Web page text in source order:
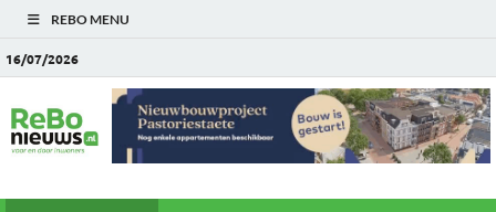
REBO MENU
16/07/2026